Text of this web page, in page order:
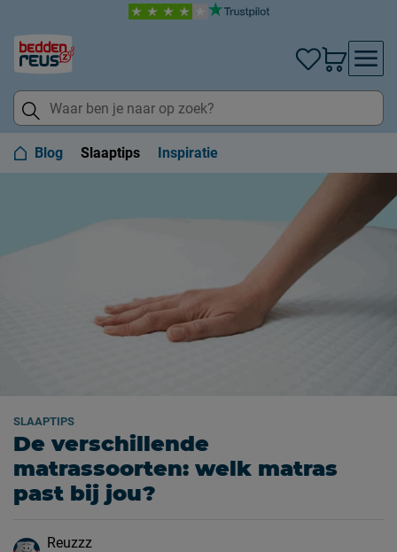
Blog Slaaptips Inspiratie
SLAAPTIPS
De verschillende
matrassoorten: welk matras
past bij jou?
Reuzzz